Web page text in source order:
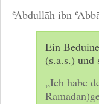
ʿAbdullāh ibn
Ein
(s.a.s.) und
„Ich habe